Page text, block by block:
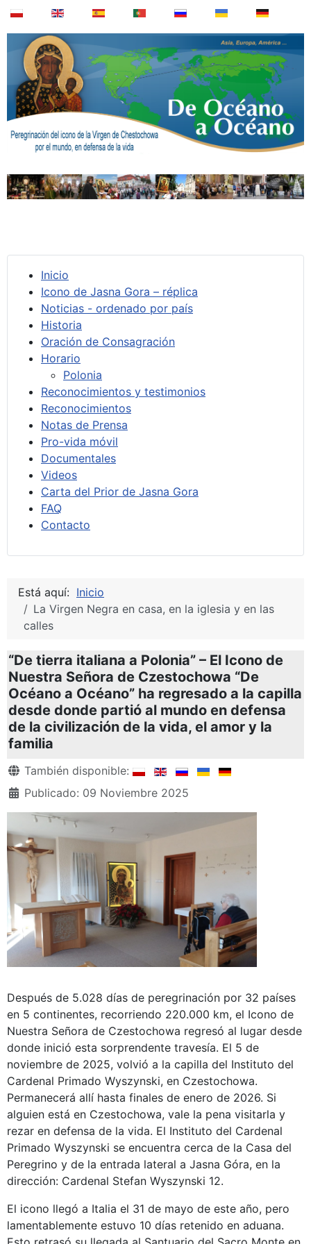
Inicio
Icono de Jasna Gora – réplica
Noticias - ordenado por país
Historia
Oración de Consagración
Horario
Polonia
Reconocimientos y testimonios
Reconocimientos
Notas de Prensa
Pro-vida móvil
Documentales
Videos
Carta del Prior de Jasna Gora
FAQ
Contacto
Está aquí: Inicio
La Virgen Negra en casa, en la iglesia y en las
calles
“De tierra italiana a Polonia” – El Icono de
Nuestra Señora de Czestochowa “De
Océano a Océano” ha regresado a la capilla
desde donde partió al mundo en defensa
de la civilización de la vida, el amor y la
familia
Detalles
También disponible:
Publicado: 09 Noviembre 2025
Después de 5.028 días de peregrinación por 32 países
en 5 continentes, recorriendo 220.000 km, el Icono de
Nuestra Señora de Czestochowa regresó al lugar desde
donde inició esta sorprendente travesía. El 5 de
noviembre de 2025, volvió a la capilla del Instituto del
Cardenal Primado Wyszynski, en Czestochowa.
Permanecerá allí hasta finales de enero de 2026. Si
alguien está en Czestochowa, vale la pena visitarla y
rezar en defensa de la vida. El Instituto del Cardenal
Primado Wyszynski se encuentra cerca de la Casa del
Peregrino y de la entrada lateral a Jasna Góra, en la
dirección: Cardenal Stefan Wyszynski 12.
El icono llegó a Italia el 31 de mayo de este año, pero
lamentablemente estuvo 10 días retenido en aduana.